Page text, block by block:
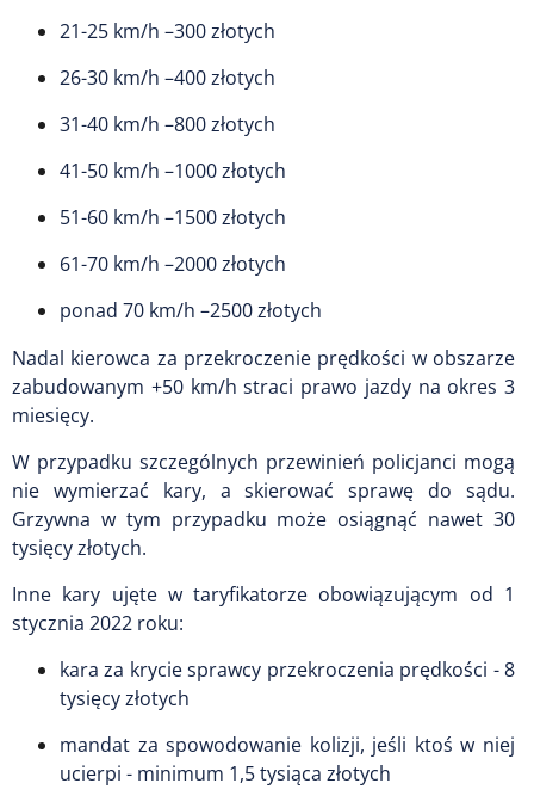
21-25 km/h –300 złotych
26-30 km/h –400 złotych
31-40 km/h –800 złotych
41-50 km/h –1000 złotych
51-60 km/h –1500 złotych
61-70 km/h –2000 złotych
ponad 70 km/h –2500 złotych
Nadal kierowca za przekroczenie prędkości w obszarze
zabudowanym +50 km/h straci prawo jazdy na okres 3
miesięcy.
W przypadku szczególnych przewinień policjanci mogą
nie wymierzać kary, a skierować sprawę do sądu.
Grzywna w tym przypadku może osiągnąć nawet 30
tysięcy złotych.
Inne kary ujęte w taryfikatorze obowiązującym od 1
stycznia 2022 roku:
kara za krycie sprawcy przekroczenia prędkości - 8
tysięcy złotych
mandat za spowodowanie kolizji, jeśli ktoś w niej
ucierpi - minimum 1,5 tysiąca złotych